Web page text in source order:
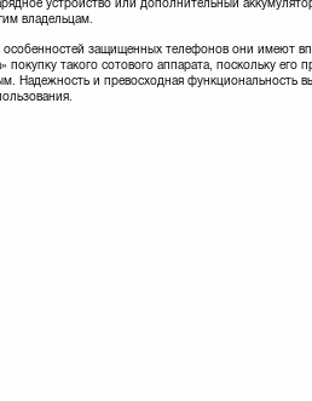
устройство или дополнительный
владельцам.
особенностей защищенных телефонов они имеют
покупку такого сотового аппарата, поскольку его
Надежность и превосходная функциональность